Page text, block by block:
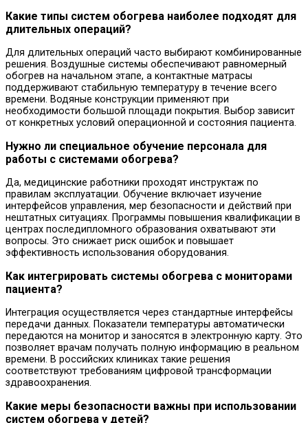
Какие типы систем обогрева наиболее подходят для
длительных операций?
Для длительных операций часто выбирают комбинированные
решения. Воздушные системы обеспечивают равномерный
обогрев на начальном этапе, а контактные матрасы
поддерживают стабильную температуру в течение всего
времени. Водяные конструкции применяют при
необходимости большой площади покрытия. Выбор зависит
от конкретных условий операционной и состояния пациента.
Нужно ли специальное обучение персонала для
работы с системами обогрева?
Да, медицинские работники проходят инструктаж по
правилам эксплуатации. Обучение включает изучение
интерфейсов управления, мер безопасности и действий при
нештатных ситуациях. Программы повышения квалификации в
центрах последипломного образования охватывают эти
вопросы. Это снижает риск ошибок и повышает
эффективность использования оборудования.
Как интегрировать системы обогрева с мониторами
пациента?
Интеграция осуществляется через стандартные интерфейсы
передачи данных. Показатели температуры автоматически
передаются на монитор и заносятся в электронную карту. Это
позволяет врачам получать полную информацию в реальном
времени. В российских клиниках такие решения
соответствуют требованиям цифровой трансформации
здравоохранения.
Какие меры безопасности важны при использовании
систем обогрева у детей?